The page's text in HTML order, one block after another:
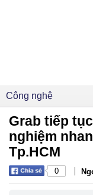
Công nghệ
Grab tiếp
nghiệm
Tp.HCM
0 |